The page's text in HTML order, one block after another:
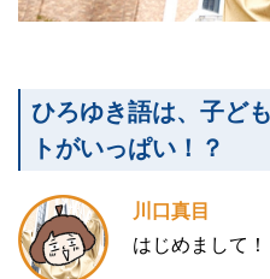
ひろゆき語は、子ど
トがいっぱい！？
川口真目
はじめまして